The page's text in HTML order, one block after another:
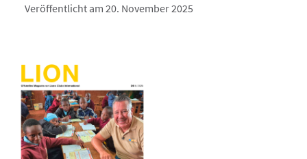
Veröffentlicht am 20. November 2025